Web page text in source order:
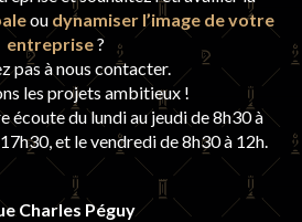
ou dynamiser l’image de votre
entreprise?
pas à nous contacter.
les projets ambitieux !
écoute du lundi au jeudi de 8h30 à
et le vendredi de 8h30 à 12h.
Charles Péguy